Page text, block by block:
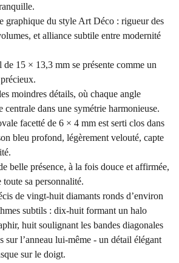
graphique du style Art Déco : rigueur des
et alliance subtile entre modernité
de 15 × 13,3 mm se présente comme un
moindres détails, où chaque angle
centrale dans une symétrie harmonieuse.
facetté de 6 × 4 mm est serti clos dans
bleu profond, légèrement velouté, capte
belle présence, à la fois douce et affirmée,
sa personnalité.
de vingt-huit diamants ronds d’environ
subtils : dix-huit formant un halo
huit soulignant les bandes diagonales
sur l’anneau lui-même - un détail élégant
sur le doigt.